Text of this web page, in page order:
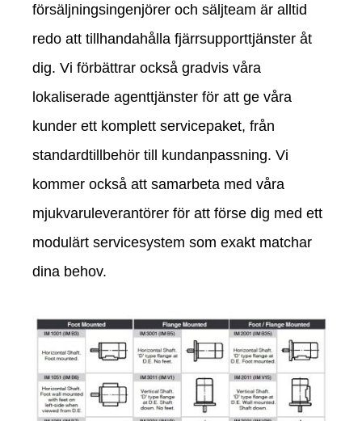
försäljningsingenjörer och säljteam är alltid
redo att tillhandahålla fjärrsupporttjänster åt
dig. Vi förbättrar också gradvis våra
lokaliserade agenttjänster för att ge våra
kunder ett komplett servicepaket, från
standardtillbehör till kundanpassning. Vi
kommer också att samarbeta med våra
mjukvaruleverantörer för att förse dig med ett
modulärt servicesystem som exakt matchar
dina behov.